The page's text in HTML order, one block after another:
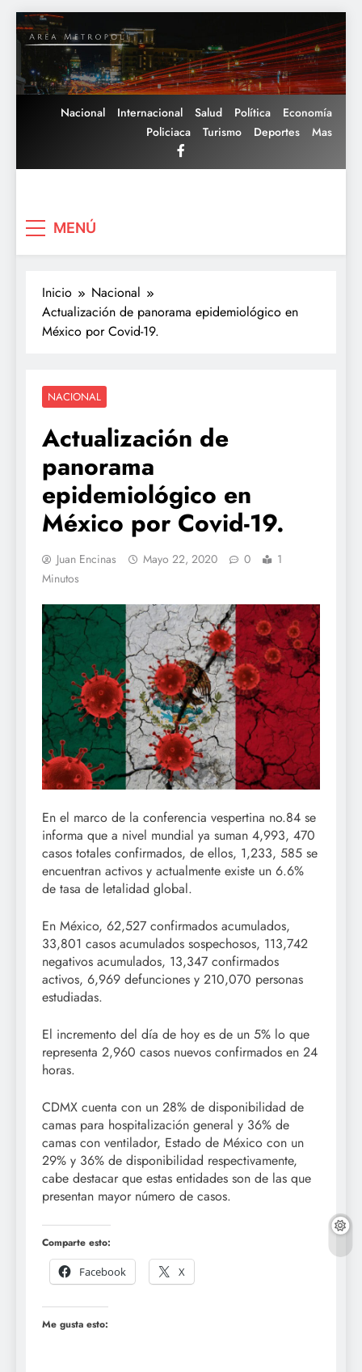
Saltar
al
contenido
Nacional Internacional Salud Política
Economía
Policiaca
Turismo Deportes Mas
MENÚ
Inicio
Nacional
Actualización de panorama epidemiológico en
México por Covid-19.
NACIONAL
Actualización de
panorama
epidemiológico en
México por Covid-19.
Juan Encinas Mayo 22, 2020 0
1
Minutos
En el marco de la conferencia vespertina no.84 se
informa que a nivel mundial ya suman 4,993, 470
casos totales confirmados, de ellos, 1,233, 585 se
encuentran activos y actualmente existe un 6.6%
de tasa de letalidad global.
En México, 62,527 confirmados acumulados,
33,801 casos acumulados sospechosos, 113,742
negativos acumulados, 13,347 confirmados
activos, 6,969 defunciones y 210,070 personas
estudiadas.
El incremento del día de hoy es de un 5% lo que
representa 2,960 casos nuevos confirmados en 24
horas.
CDMX cuenta con un 28% de disponibilidad de
camas para hospitalización general y 36% de
camas con ventilador, Estado de México con un
29% y 36% de disponibilidad respectivamente,
cabe destacar que estas entidades son de las que
presentan mayor número de casos.
Comparte esto:
Facebook
X
Me gusta esto: